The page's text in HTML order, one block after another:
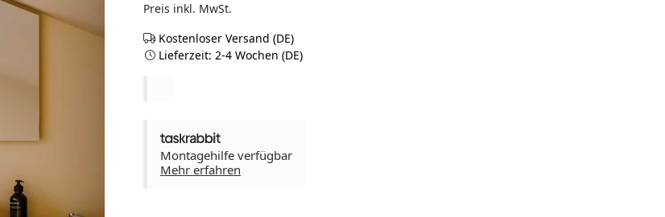
Preis inkl. MwSt.
Kostenloser Versand (DE)
Lieferzeit: 2-4 Wochen (DE)
Montagehilfe verfügbar
Mehr erfahren